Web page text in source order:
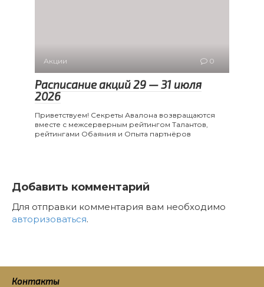
Акции 0
Расписание акций 29 — 31 июля
2026
Приветствуем! Секреты Авалона возвращаются
вместе с межсерверным рейтингом Талантов,
рейтингами Обаяния и Опыта партнёров
Добавить комментарий
Для отправки комментария вам необходимо
авторизоваться.
Контакты